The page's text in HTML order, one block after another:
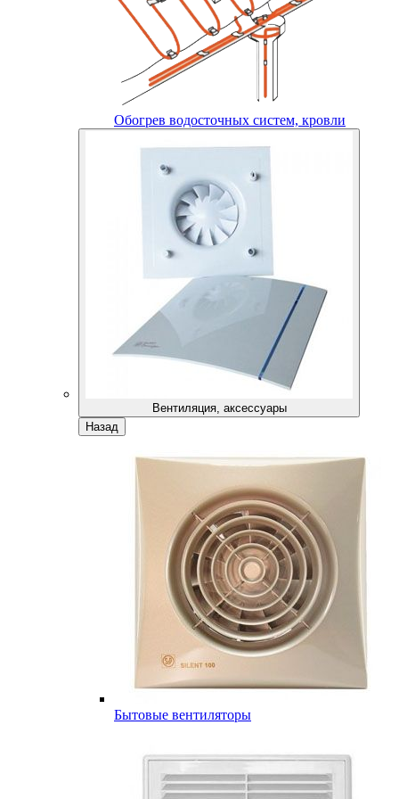
Обогрев водосточных систем, кровли
Вентиляция, аксессуары
Назад
Бытовые вентиляторы